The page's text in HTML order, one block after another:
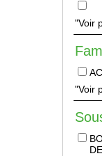
"Voir
"Voir